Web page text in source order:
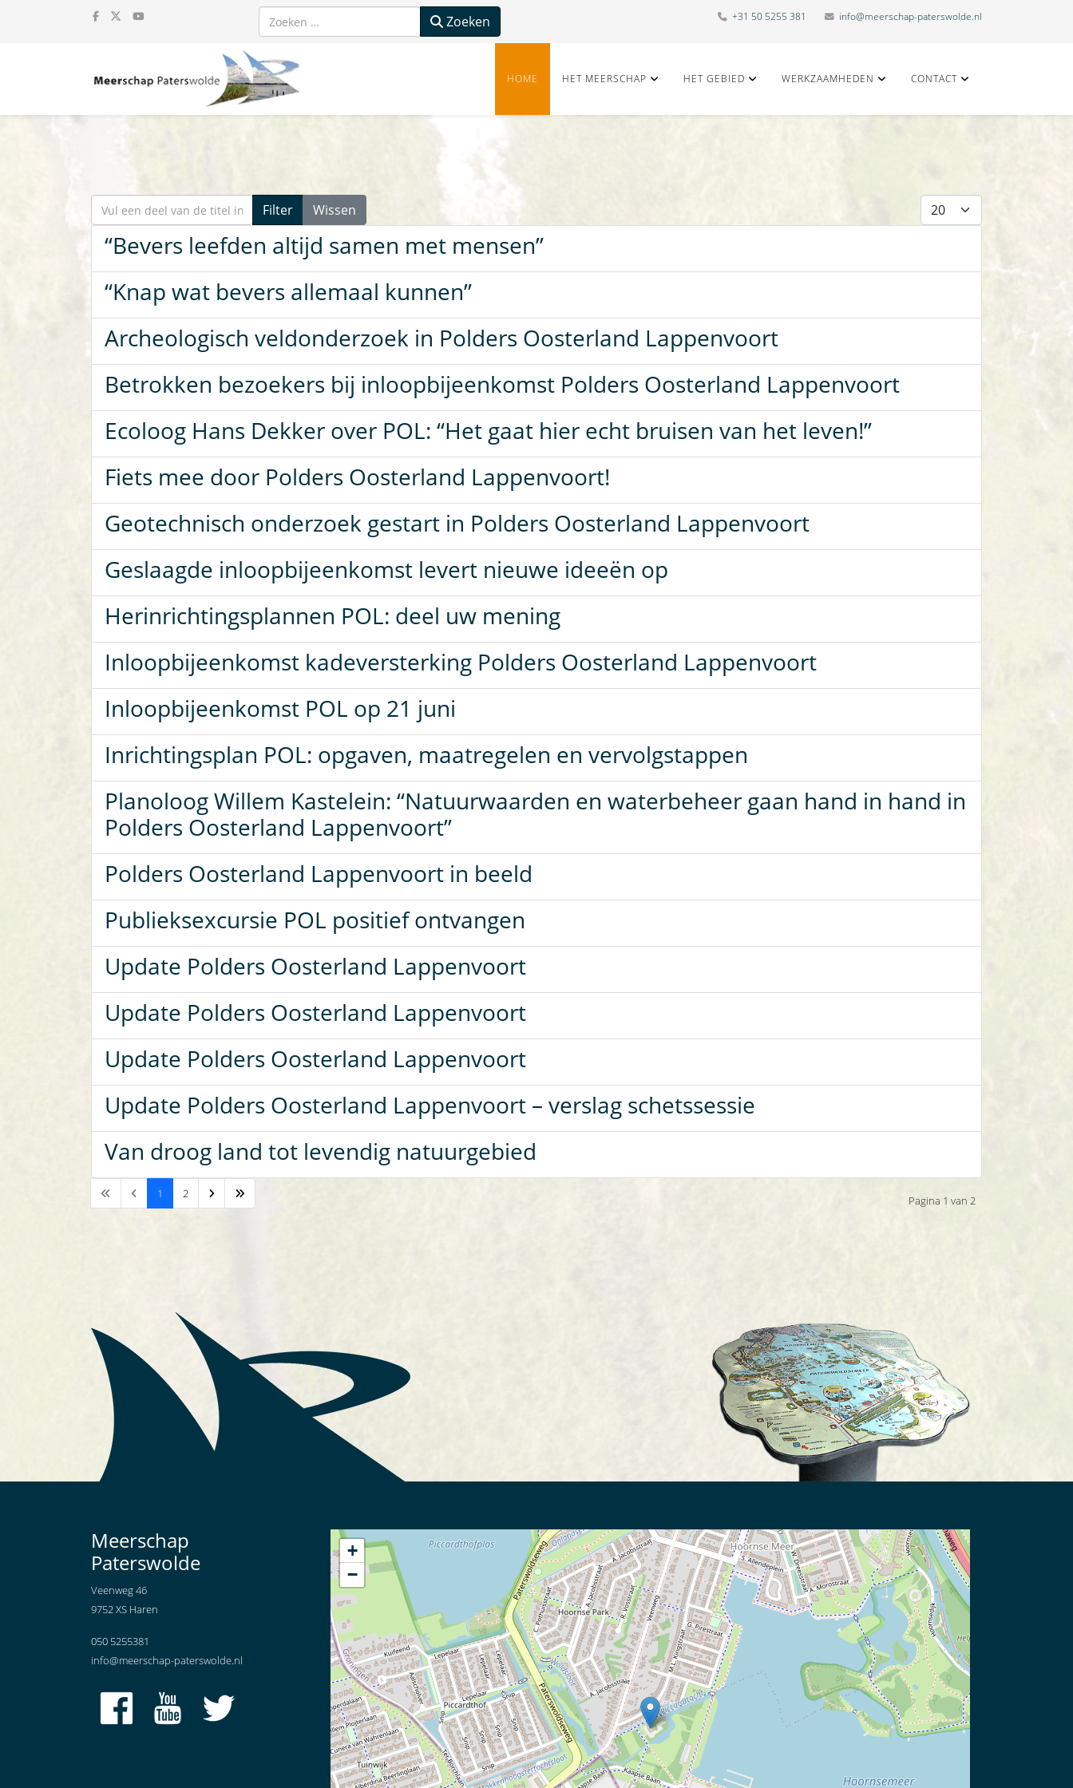
Zoeken Zoeken +31 50 5255 381 info@meerschap-paterswolde.nl
HOME HET MEERSCHAP HET GEBIED WERKZAAMHEDEN CONTACT
Vul een deel van de titel in Filter Wissen Toon #
“Bevers leefden altijd samen met mensen”
“Knap wat bevers allemaal kunnen”
Archeologisch veldonderzoek in Polders Oosterland Lappenvoort
Betrokken bezoekers bij inloopbijeenkomst Polders Oosterland Lappenvoort
Ecoloog Hans Dekker over POL: “Het gaat hier echt bruisen van het leven!”
Fiets mee door Polders Oosterland Lappenvoort!
Geotechnisch onderzoek gestart in Polders Oosterland Lappenvoort
Geslaagde inloopbijeenkomst levert nieuwe ideeën op
Herinrichtingsplannen POL: deel uw mening
Inloopbijeenkomst kadeversterking Polders Oosterland Lappenvoort
Inloopbijeenkomst POL op 21 juni
Inrichtingsplan POL: opgaven, maatregelen en vervolgstappen
Planoloog Willem Kastelein: “Natuurwaarden en waterbeheer gaan hand in hand in
Polders Oosterland Lappenvoort”
Polders Oosterland Lappenvoort in beeld
Publieksexcursie POL positief ontvangen
Update Polders Oosterland Lappenvoort
Update Polders Oosterland Lappenvoort
Update Polders Oosterland Lappenvoort
Update Polders Oosterland Lappenvoort – verslag schetssessie
Van droog land tot levendig natuurgebied
Pagina 1 van 2
1 2
Meerschap
Paterswolde
Veenweg 46
9752 XS Haren
050 5255381
info@meerschap-paterswolde.nl
+
−